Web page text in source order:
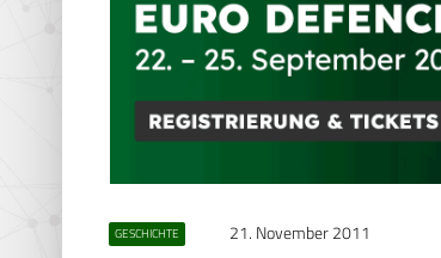
GESCHICHTE 21. November 2011